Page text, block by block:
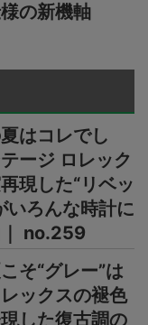
の新機軸
夏はコレでし
ージ ロレック
現した“リベッ
いろんな時計に
no.259
そ“グレー”は
ックスの褪色
した復古調の